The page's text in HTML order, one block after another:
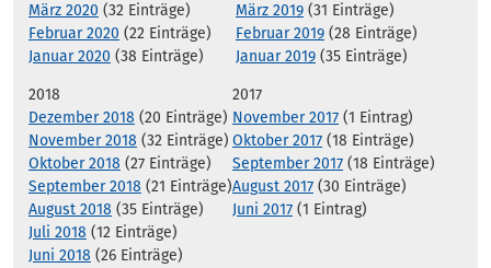
März 2020 (32 Einträge)
Februar 2020 (22 Einträge)
Januar 2020 (38 Einträge)
März 2019 (31 Einträge)
Februar 2019 (28 Einträge)
Januar 2019 (35 Einträge)
2018
Dezember 2018 (20 Einträge)
November 2018 (32 Einträge)
Oktober 2018 (27 Einträge)
September 2018 (21 Einträge)
August 2018 (35 Einträge)
Juli 2018 (12 Einträge)
Juni 2018 (26 Einträge)
2017
November 2017 (1 Eintrag)
Oktober 2017 (18 Einträge)
September 2017 (18 Einträge)
August 2017 (30 Einträge)
Juni 2017 (1 Eintrag)